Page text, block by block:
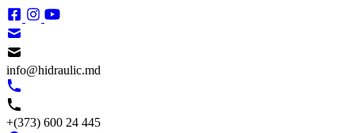
info@hidraulic.md
+(373) 600 24 445